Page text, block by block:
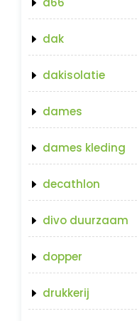
dak
dakisolatie
dames
dames kleding
decathlon
divo duurzaam
dopper
drukkerij